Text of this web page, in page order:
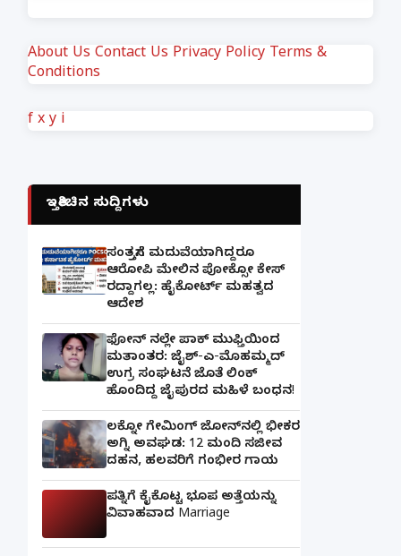
About Us Contact Us Privacy Policy Terms &
Conditions
f x y i
ಇತ್ತೀಚಿನ ಸುದ್ದಿಗಳು
ಸಂತ್ರಸ್ತೆಗೆ ಮದುವೆಯಾಗಿದ್ದರೂ
ಆರೋಪಿ ಮೇಲಿನ ಪೋಕ್ಸೋ ಕೇಸ್
ರದ್ದಾಗಲ್ಲ: ಹೈಕೋರ್ಟ್ ಮಹತ್ವದ
ಆದೇಶ
ಫೋನ್ ನಲ್ಲೇ ಪಾಕ್ ಮುಫ್ತಿಯಿಂದ
ಮತಾಂತರ: ಜೈಶ್-ಎ-ಮೊಹಮ್ಮದ್
ಉಗ್ರ ಸಂಘಟನೆ ಜೊತೆ ಲಿಂಕ್
ಹೊಂದಿದ್ದ ಜೈಪುರದ ಮಹಿಳೆ ಬಂಧನ!
ಲಕ್ನೋ ಗೇಮಿಂಗ್ ಜೋನ್‌ನಲ್ಲಿ ಭೀಕರ
ಅಗ್ನಿ ಅವಘಡ: 12 ಮಂದಿ ಸಜೀವ
ದಹನ, ಹಲವರಿಗೆ ಗಂಭೀರ ಗಾಯ
ಪತ್ನಿಗೆ ಕೈಕೊಟ್ಟ ಭೂಪ ಅತ್ತೆಯನ್ನು
ವಿವಾಹವಾದ Marriage